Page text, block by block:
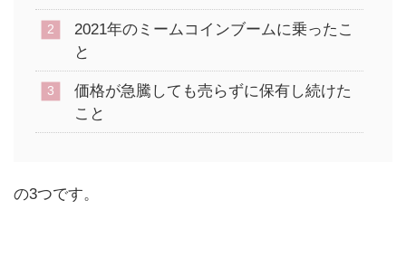
2021年のミームコインブームに乗ったこ
と
価格が急騰しても売らずに保有し続けた
こと
の3つです。